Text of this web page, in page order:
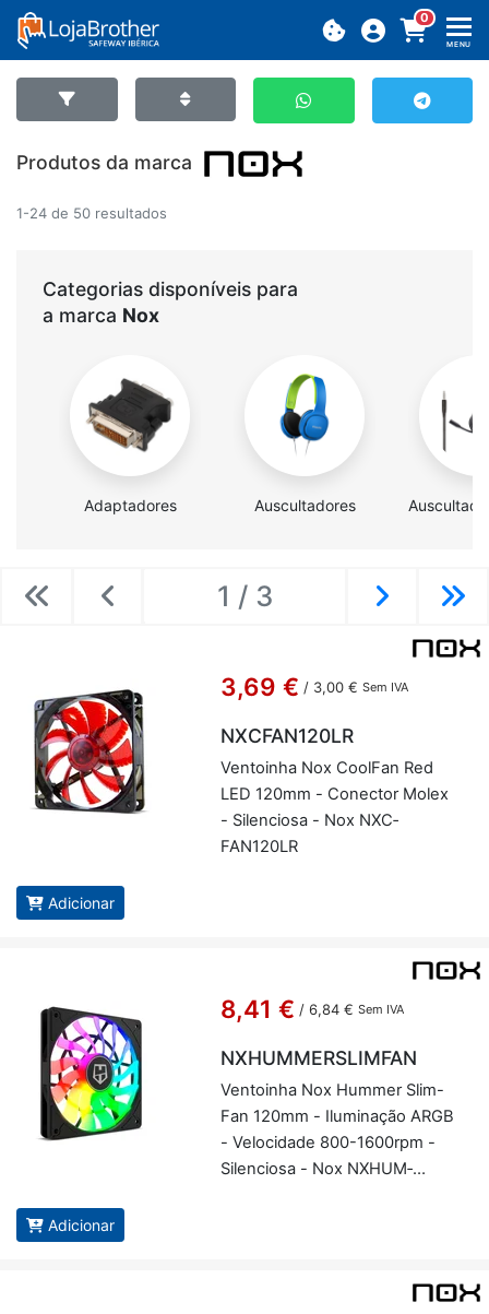
0
MENU
Produtos da marca
1-24 de 50 resultados
Categorias disponíveis para
a marca Nox
Adaptadores Auscultadores
PreviousPrevious 1 / 3 Next
3,69 € / 3,00 € Sem IVA
NXCFAN120LR
Ven­toinha Nox Co­olFan Red
LED 120mm - Co­nector Molex
- Si­len­ciosa - Nox NXC­
FAN120LR
Adicionar
8,41 € / 6,84 € Sem IVA
NXHUMMERSLIMFAN
Ven­toinha Nox Hummer Slim-
Fan 120mm - Ilu­mi­nação ARGB
- Ve­lo­ci­dade 800-1600rpm -
Si­len­ciosa - Nox NXHUM­
Adicionar